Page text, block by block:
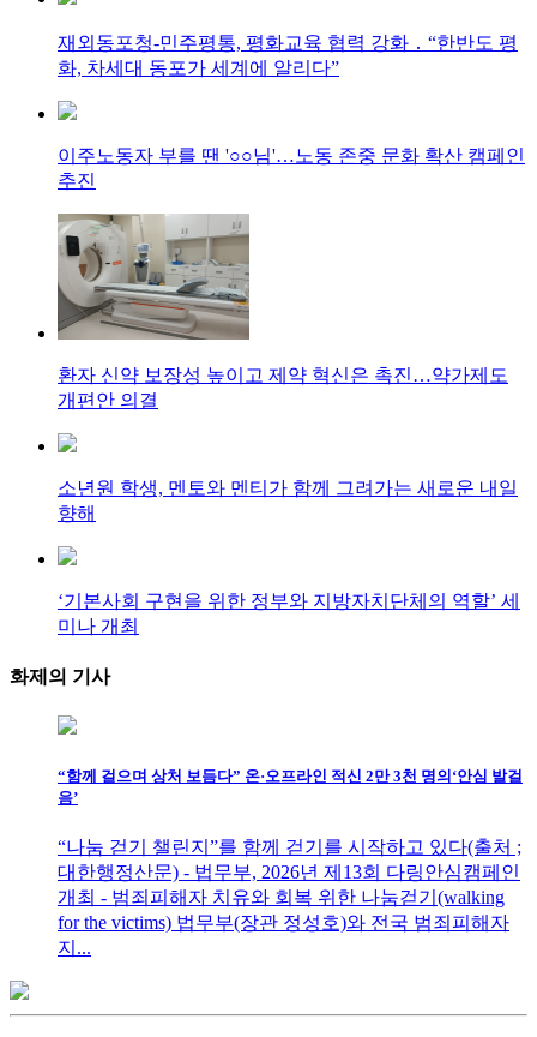
재외동포청-민주평통, 평화교육 협력 강화 ․ “한반도 평
화, 차세대 동포가 세계에 알리다”
이주노동자 부를 땐 '○○님'…노동 존중 문화 확산 캠페인
추진
환자 신약 보장성 높이고 제약 혁신은 촉진…약가제도
개편안 의결
소년원 학생, 멘토와 멘티가 함께 그려가는 새로운 내일
향해
‘기본사회 구현을 위한 정부와 지방자치단체의 역할’ 세
미나 개최
화제의 기사
“함께 걸으며 상처 보듬다” 온·오프라인 적신 2만 3천 명의‘안심 발걸
음’
“나눔 걷기 챌린지”를 함께 걷기를 시작하고 있다(출처 ;
대한행정산문) - 법무부, 2026년 제13회 다링안심캠페인
개최 - 범죄피해자 치유와 회복 위한 나눔걷기(walking
for the victims) 법무부(장관 정성호)와 전국 범죄피해자
지...